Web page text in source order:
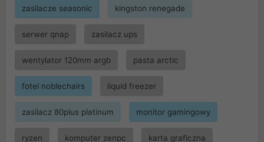
zasilacze seasonic kingston renegade
serwer qnap zasilacz ups
wentylator 120mm argb pasta arctic
fotel noblechairs liquid freezer
zasilacz 80plus platinum monitor gamingowy
ryzen komputer zenpc karta graficzna